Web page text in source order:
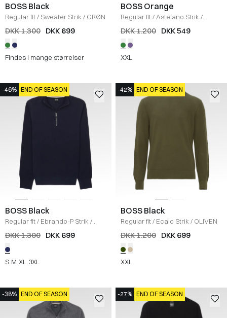
BOSS Black
Regular fit/ Sweater Strik / GRØN
DKK 1.300 DKK 699
Findes i mange størrelser
BOSS Orange
Regular fit/ Astefano Strik /
GRØN
DKK 1.200 DKK 549
XXL
-46% END OF SEASON
BOSS Black
Regular fit/ Ebrando-P Strik /
NAVY
DKK 1.300 DKK 699
S M XL 3XL
-42% END OF SEASON
BOSS Black
Regular fit/ Ecaio Strik / OLIVEN
DKK 1.200 DKK 699
XXL
-38% END OF SEASON -27% END OF SEASON